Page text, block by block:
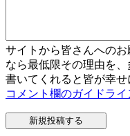
サイトから皆さんへの
なら最低限その理由を
書いてくれると皆が幸せ
コメント欄のガイドライ